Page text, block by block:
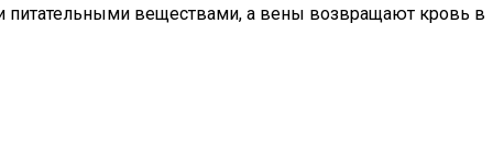
питательными веществами, а вены возвращают кровь в